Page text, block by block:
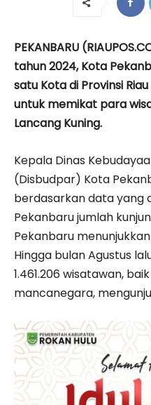
PEKANBARU
tahun 2024, Kota
satu Kota di Provinsi
untuk memikat para
Lancang Kuning.
Kepala Dinas
(Disbudpar) Kota
berdasarkan data yang
Pekanbaru jumlah
Pekanbaru
Hingga bulan Agustus
1.461.206 wisatawan,
mancanegara,